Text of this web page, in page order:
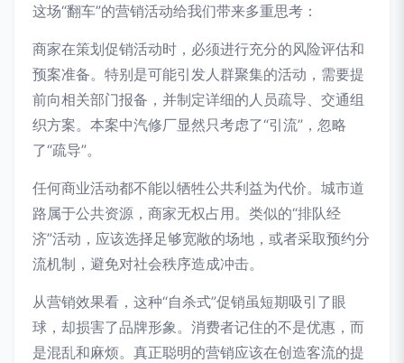
这场“翻车”的营销活动给我们带来多重思考：
商家在策划促销活动时，必须进行充分的风险评估和
预案准备。特别是可能引发人群聚集的活动，需要提
前向相关部门报备，并制定详细的人员疏导、交通组
织方案。本案中汽修厂显然只考虑了“引流”，忽略
了“疏导”。
任何商业活动都不能以牺牲公共利益为代价。城市道
路属于公共资源，商家无权占用。类似的“排队经
济”活动，应该选择足够宽敞的场地，或者采取预约分
流机制，避免对社会秩序造成冲击。
从营销效果看，这种“自杀式”促销虽短期吸引了眼
球，却损害了品牌形象。消费者记住的不是优惠，而
是混乱和麻烦。真正聪明的营销应该在创造客流的提